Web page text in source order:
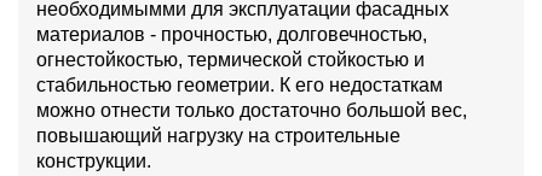
необходимымми для эксплуатации фасадных
материалов - прочностью, долговечностью,
огнестойкостью, термической стойкостью и
стабильностью геометрии. К его недостаткам
можно отнести только достаточно большой вес,
повышающий нагрузку на строительные
конструкции.